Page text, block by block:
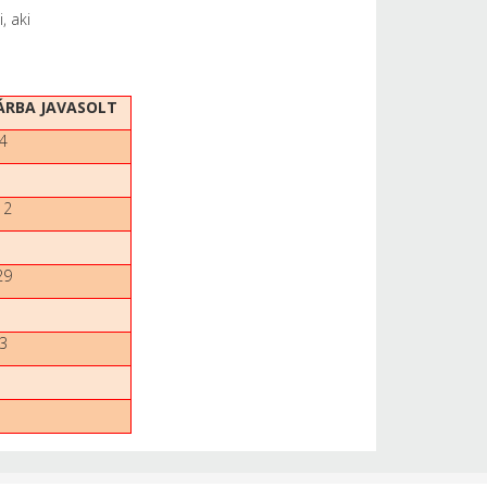
aki
JAVASOLT
4
3